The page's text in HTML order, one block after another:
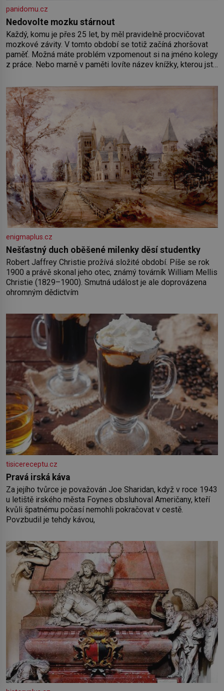
panidomu.cz
Nedovolte mozku stárnout
Každý, komu je přes 25 let, by měl pravidelně procvičovat
mozkové závity. V tomto období se totiž začíná zhoršovat
paměť. Možná máte problém vzpomenout si na jméno kolegy
z práce. Nebo marně v paměti lovíte název knížky, kterou jste
paměť rozhodla stávkovat. Cvičte
enigmaplus.cz
Nešťastný duch oběšené milenky děsí studentky
Robert Jaffrey Christie prožívá složité období. Píše se rok
1900 a právě skonal jeho otec, známý továrník William Mellis
Christie (1829–1900). Smutná událost je ale doprovázena
ohromným dědictvím
tisicereceptu.cz
Pravá irská káva
Za jejího tvůrce je považován Joe Sharidan, když v roce 1943
u letiště irského města Foynes obsluhoval Američany, kteří
kvůli špatnému počasí nemohli pokračovat v cestě.
Povzbudil je tehdy kávou,